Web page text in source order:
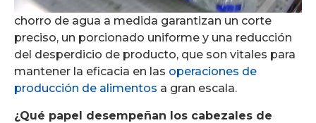
chorro de agua a medida garantizan un corte
preciso, un porcionado uniforme y una reducción
del desperdicio de producto, que son vitales para
mantener la eficacia en las operaciones de
producción de alimentos a gran escala.
¿Qué papel desempeñan los cabezales de